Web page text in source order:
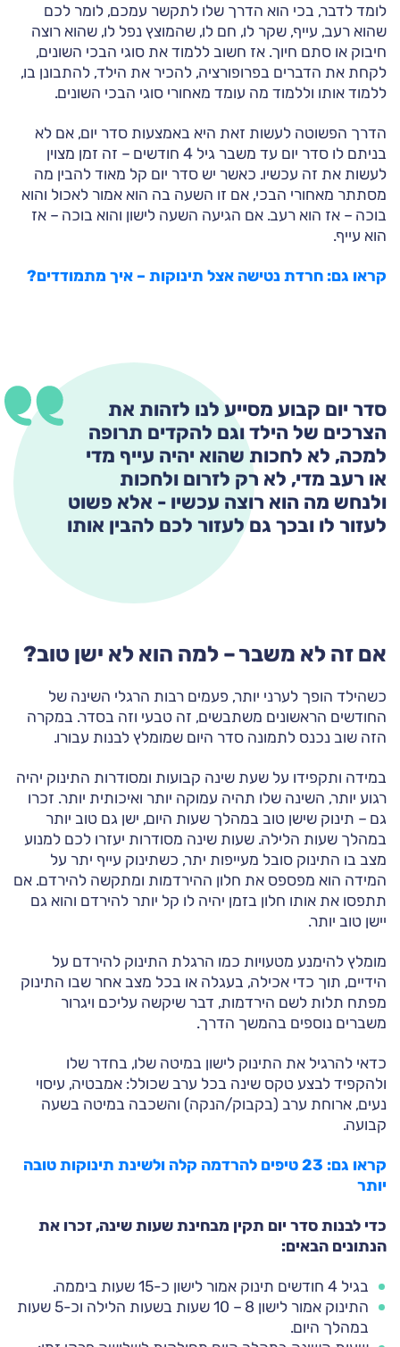
לומד לדבר, בכי הוא הדרך שלו לתקשר עמכם, לומר לכם
שהוא רעב, עייף, שקר לו, חם לו, שהמוצץ נפל לו, שהוא רוצה
חיבוק או סתם חיוך. אז חשוב ללמוד את סוגי הבכי השונים,
לקחת את הדברים בפרופורציה, להכיר את הילד, להתבונן בו,
ללמוד אותו וללמוד מה עומד מאחורי סוגי הבכי השונים.
הדרך הפשוטה לעשות זאת היא באמצעות סדר יום, אם לא
בניתם לו סדר יום עד משבר גיל 4 חודשים – זה זמן מצוין
לעשות את זה עכשיו. כאשר יש סדר יום קל מאוד להבין מה
מסתתר מאחורי הבכי, אם זו השעה בה הוא אמור לאכול והוא
בוכה – אז הוא רעב. אם הגיעה השעה לישון והוא בוכה – אז
הוא עייף.
קראו גם: חרדת נטישה אצל תינוקות – איך מתמודדים?
סדר יום קבוע מסייע לנו לזהות את
הצרכים של הילד וגם להקדים תרופה
למכה, לא לחכות שהוא יהיה עייף מדי
או רעב מדי, לא רק לזרום ולחכות
ולנחש מה הוא רוצה עכשיו - אלא פשוט
לעזור לו ובכך גם לעזור לכם להבין אותו
אם זה לא משבר – למה הוא לא ישן טוב?
כשהילד הופך לערני יותר, פעמים רבות הרגלי השינה של
החודשים הראשונים משתבשים, זה טבעי וזה בסדר. במקרה
הזה שוב נכנס לתמונה סדר היום שמומלץ לבנות עבורו.
במידה ותקפידו על שעת שינה קבועות ומסודרות התינוק יהיה
רגוע יותר, השינה שלו תהיה עמוקה יותר ואיכותית יותר. זכרו
גם – תינוק שישן טוב במהלך שעות היום, ישן גם טוב יותר
במהלך שעות הלילה. שעות שינה מסודרות יעזרו לכם למנוע
מצב בו התינוק סובל מעייפות יתר, כשתינוק עייף יתר על
המידה הוא מפספס את חלון ההירדמות ומתקשה להירדם. אם
תתפסו את אותו חלון בזמן יהיה לו קל יותר להירדם והוא גם
יישן טוב יותר.
מומלץ להימנע מטעויות כמו הרגלת התינוק להירדם על
הידיים, תוך כדי אכילה, בעגלה או בכל מצב אחר שבו התינוק
מפתח תלות לשם הירדמות, דבר שיקשה עליכם ויגרור
משברים נוספים בהמשך הדרך.
כדאי להרגיל את התינוק לישון במיטה שלו, בחדר שלו
ולהקפיד לבצע טקס שינה בכל ערב שכולל: אמבטיה, עיסוי
נעים, ארוחת ערב (בקבוק/הנקה) והשכבה במיטה בשעה
קבועה.
קראו גם: 23 טיפים להרדמה קלה ולשינת תינוקות טובה
יותר
כדי לבנות סדר יום תקין מבחינת שעות שינה, זכרו את
הנתונים הבאים:
בגיל 4 חודשים תינוק אמור לישון כ-15 שעות ביממה.
התינוק אמור לישון 8 – 10 שעות בשעות הלילה וכ-5 שעות
במהלך היום.